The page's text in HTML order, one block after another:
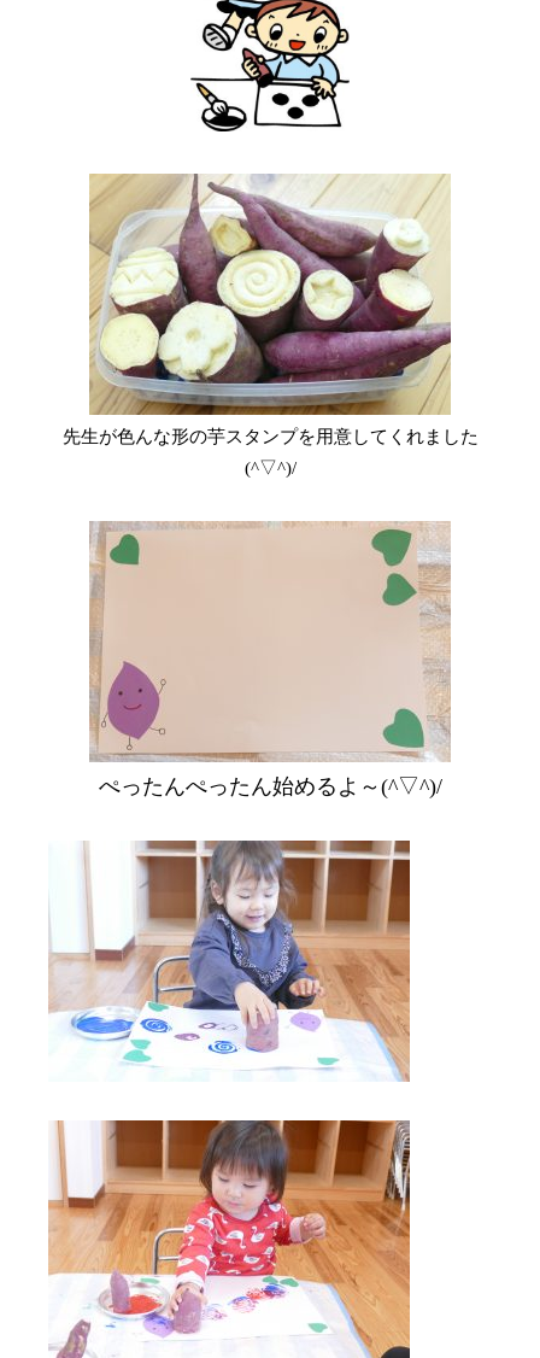
先生が色んな形の芋スタンプを用意してくれました
(^▽^)/
ぺったんぺったん始めるよ～(^▽^)/